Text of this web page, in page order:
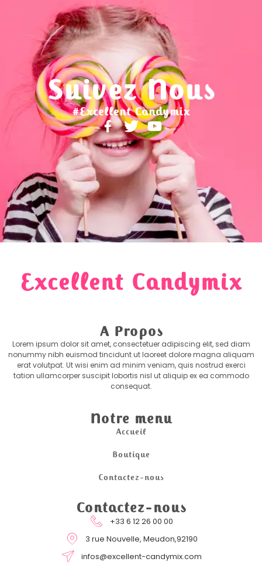
Suivez Nous
#Excellent Candymix
Excellent Candymix
A Propos
Lorem ipsum dolor sit amet, consectetuer adipiscing elit, sed diam
nonummy nibh euismod tincidunt ut laoreet dolore magna aliquam
erat volutpat. Ut wisi enim ad minim veniam, quis nostrud exerci
tation ullamcorper suscipit lobortis nisl ut aliquip ex ea commodo
consequat.
Notre menu
Accueil
Boutique
Contactez-nous
Contactez-nous
+33 6 12 26 00 00
3 rue Nouvelle, Meudon,92190
infos@excellent-candymix.com